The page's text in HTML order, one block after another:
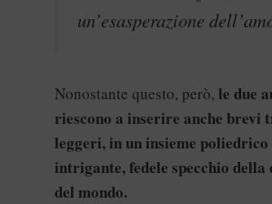
un’esasperazione
Nonostante questo, però, le due
riescono a inserire anche brevi
leggeri, in un insieme poliedrico
intrigante, fedele specchio della
del mondo.